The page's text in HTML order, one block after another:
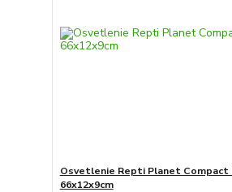
Osvetlenie Repti Planet Compact
66x12x9cm